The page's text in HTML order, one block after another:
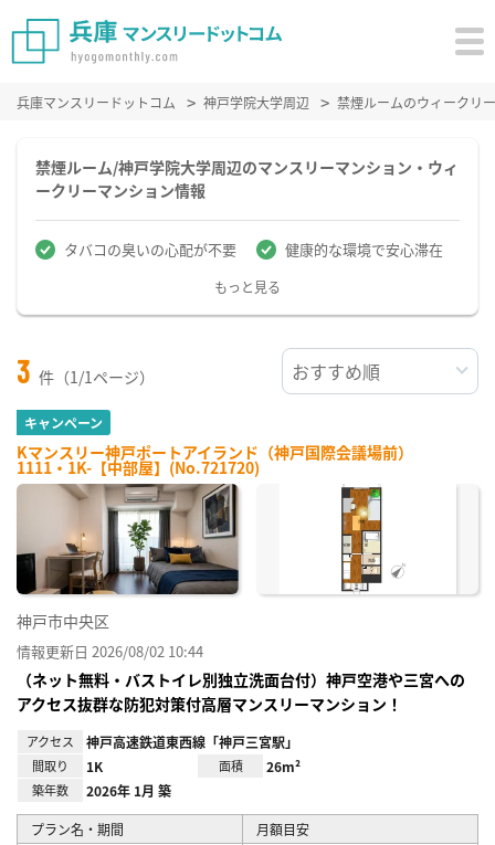
兵庫マンスリードットコム 神戸学院大学周辺 禁煙ルームのウィークリ
禁煙ルーム/神戸学院大学周辺のマンスリーマンション・ウィ
ークリーマンション情報
タバコの臭いの心配が不要 健康的な環境で安心滞在
もっと見る
3 件（1/1ページ）
キャンペーン
Kマンスリー神戸ポートアイランド（神戸国際会議場前）
1111・1K-【中部屋】(No.721720)
神戸市中央区
情報更新日 2026/08/02 10:44
（ネット無料・バストイレ別独立洗面台付）神戸空港や三宮への
アクセス抜群な防犯対策付高層マンスリーマンション！
アクセス 神戸高速鉄道東西線「神戸三宮駅」
間取り 1K 面積 26m²
築年数 2026年 1月 築
プラン名・期間 月額目安